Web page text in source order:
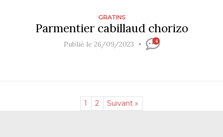
GRATINS
Parmentier cabillaud chorizo
Publié le 26/09/2023 4
1 2 Suivant »